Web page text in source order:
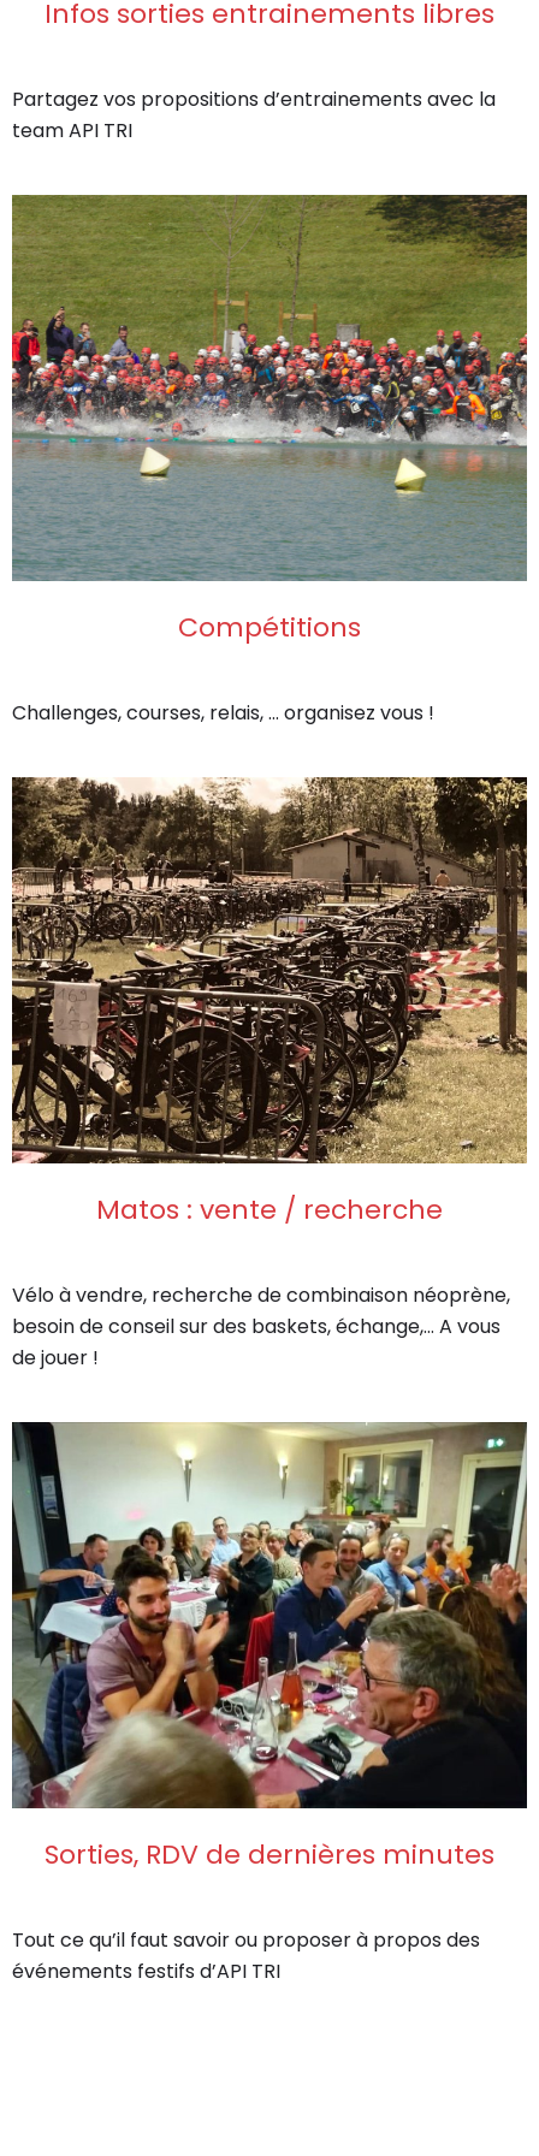
Infos sorties entrainements libres
Partagez vos propositions d’entrainements avec la
team API TRI
Compétitions
Challenges, courses, relais, … organisez vous !
Matos : vente / recherche
Vélo à vendre, recherche de combinaison néoprène,
besoin de conseil sur des baskets, échange,… A vous
de jouer !
Sorties, RDV de dernières minutes
Tout ce qu’il faut savoir ou proposer à propos des
événements festifs d’API TRI